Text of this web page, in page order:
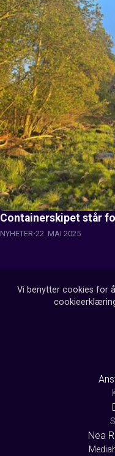
Containerskipet står
NYHETER 22. MAI 2025
Vi benytter cookies for
Nea